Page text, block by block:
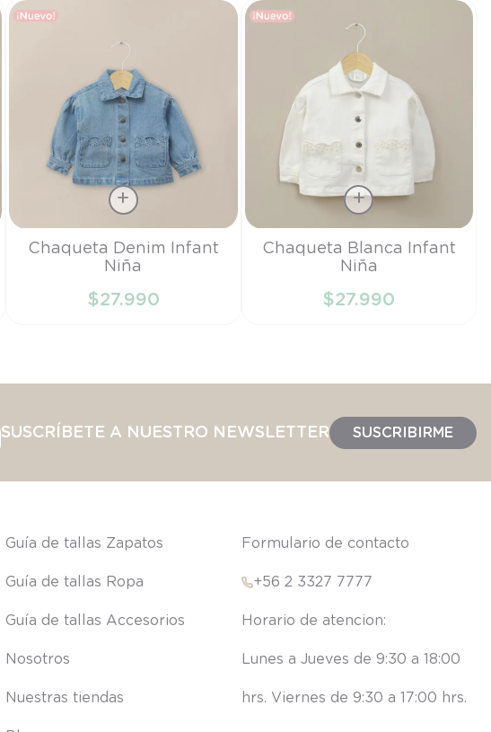
Talla
AÑADIR AL CARRITO
Chaqueta Denim Infant
Niña
$27.990
Talla
AÑADIR AL CARRITO
Chaqueta Blanca Infant
Niña
$27.990
SUSCRÍBETE A NUESTRO NEWSLETTER SUSCRIBIRME
Guía de tallas Zapatos
Guía de tallas Ropa
Guía de tallas Accesorios
Nosotros
Nuestras tiendas
Formulario de contacto
+56 2 3327 7777
Lunes a Jueves de 9:30 a 18:00
hrs. Viernes de 9:30 a 17:00 hrs.